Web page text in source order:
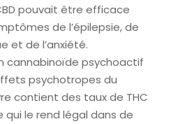
pouvait être efficace
de l’épilepsie, de
et de l’anxiété.
cannabinoïde psychoactif
psychotropes du
contient des taux de THC
qui le rend légal dans de